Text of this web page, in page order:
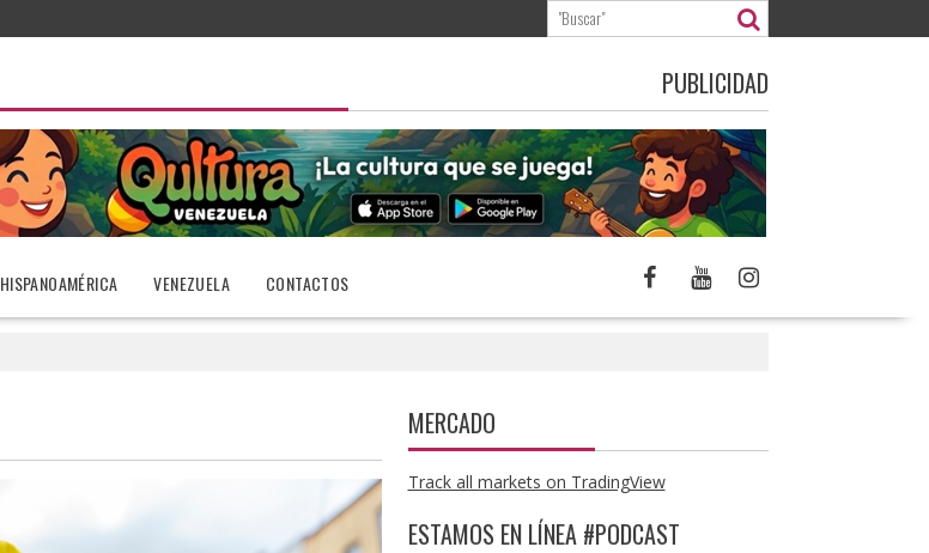
PUBLICIDAD
HISPANOAMÉRICA VENEZUELA CONTACTOS
MERCADO
Track all markets on TradingView
ESTAMOS EN LÍNEA #PODCAST